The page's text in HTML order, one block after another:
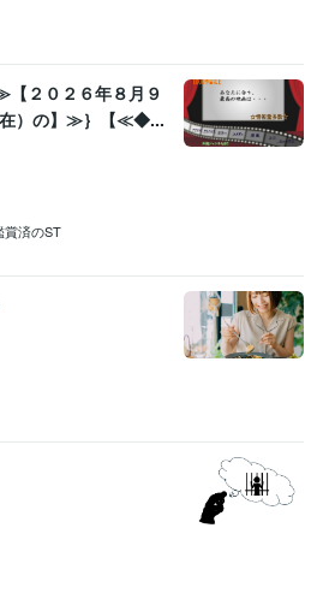
２０２６年８月９
在）の】≫｝【≪◆...
賞済のST